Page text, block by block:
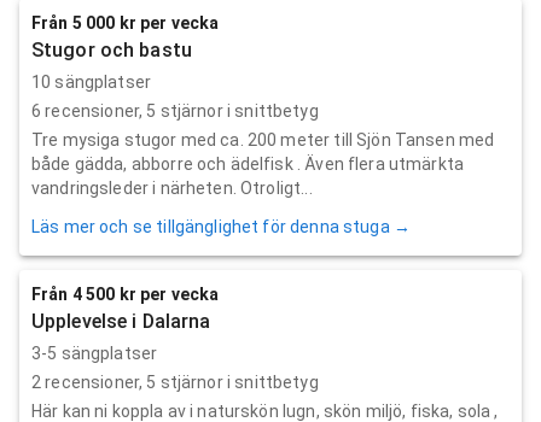
Från 5 000 kr per vecka
Stugor och bastu
10 sängplatser
6 recensioner, 5 stjärnor i snittbetyg
Tre mysiga stugor med ca. 200 meter till Sjön Tansen med
både gädda, abborre och ädelfisk . Även flera utmärkta
vandringsleder i närheten. Otroligt...
Läs mer och se tillgänglighet för denna stuga →
Från 4 500 kr per vecka
Upplevelse i Dalarna
3-5 sängplatser
2 recensioner, 5 stjärnor i snittbetyg
Här kan ni koppla av i naturskön lugn, skön miljö, fiska, sola ,